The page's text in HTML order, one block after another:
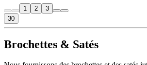
1 2
3
30
Brochettes & Satés